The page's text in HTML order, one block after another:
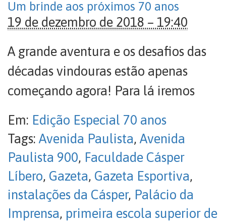
Um brinde aos próximos 70 anos
19 de dezembro de 2018 – 19:40
A grande aventura e os desafios das
décadas vindouras estão apenas
começando agora! Para lá iremos
Em: Edição Especial 70 anos
Tags: Avenida Paulista, Avenida
Paulista 900, Faculdade Cásper
Líbero, Gazeta, Gazeta Esportiva,
instalações da Cásper, Palácio da
Imprensa, primeira escola superior de